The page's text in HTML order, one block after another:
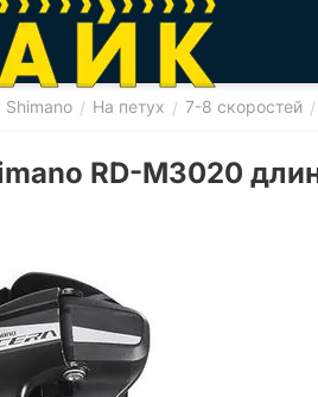
Shimano / На петух / 7-8 скоростей /
RD-M3020